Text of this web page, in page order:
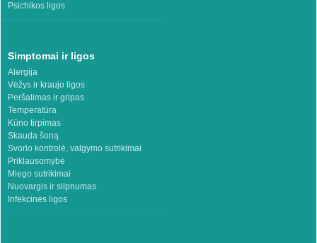
Psichikos ligos
Simptomai ir ligos
Alergija
Vėžys ir kraujo ligos
Peršalimas ir gripas
Temperatūra
Kūno tirpimas
Skauda šoną
Svorio kontrolė, valgymo sutrikimai
Priklausomybė
Miego sutrikimai
Nuovargis ir silpnumas
Infekcinės ligos